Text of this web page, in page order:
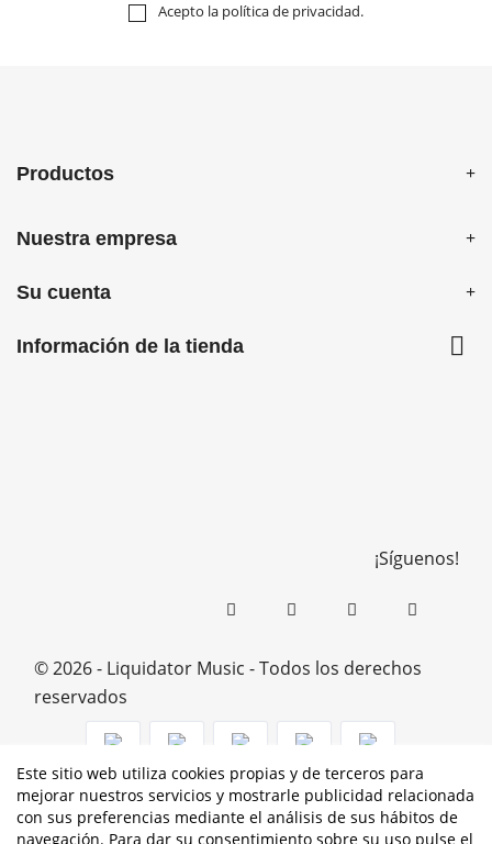
Acepto la política de privacidad.
Productos
Nuestra empresa
Su cuenta
Información de la tienda 
¡Síguenos!
Este sitio web utiliza cookies propias y de terceros para
mejorar nuestros servicios y mostrarle publicidad relacionada
con sus preferencias mediante el análisis de sus hábitos de
navegación. Para dar su consentimiento sobre su uso pulse el
© 2026 - Liquidator Music - Todos los derechos
reservados
PROGRAMA KIT DIGITAL COFINANCIADO POR LOS